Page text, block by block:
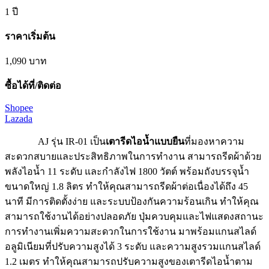
1 ปี
ราคาเริ่มต้น
1,090 บาท
ซื้อได้ที่/ติดต่อ
Shopee
Lazada
AJ รุ่น IR-01 เป็นเตารีดไอน้ำแบบยืนที่มองหาความ
สะดวกสบายและประสิทธิภาพในการทำงาน สามารถรีดผ้าด้วย
พลังไอน้ำ 11 ระดับ และกำลังไฟ 1800 วัตต์ พร้อมถังบรรจุน้ำ
ขนาดใหญ่ 1.8 ลิตร ทำให้คุณสามารถรีดผ้าต่อเนื่องได้ถึง 45
นาที มีการติดตั้งง่าย และระบบป้องกันความร้อนเกิน ทำให้คุณ
สามารถใช้งานได้อย่างปลอดภัย ปุ่มควบคุมและไฟแสดงสถานะ
การทำงานเพิ่มความสะดวกในการใช้งาน มาพร้อมแกนสไลด์
อลูมิเนียมที่ปรับความสูงได้ 3 ระดับ และความสูงรวมเเกนสไลด์
1.2 เมตร ทำให้คุณสามารถปรับความสูงของเตารีดไอน้ำตาม